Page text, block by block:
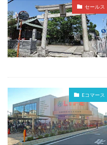
セールス
Eコマース